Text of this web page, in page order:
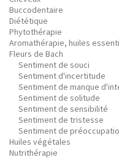
Buccodentaire
Diététique
Phytothérapie
Aromathérapie, huiles
Fleurs de Bach
Sentiment de souci
Sentiment d'incertitude
Sentiment de manque
Sentiment de solitude
Sentiment de sensibilité
Sentiment de tristesse
Sentiment de
Huiles végétales
Nutrithérapie